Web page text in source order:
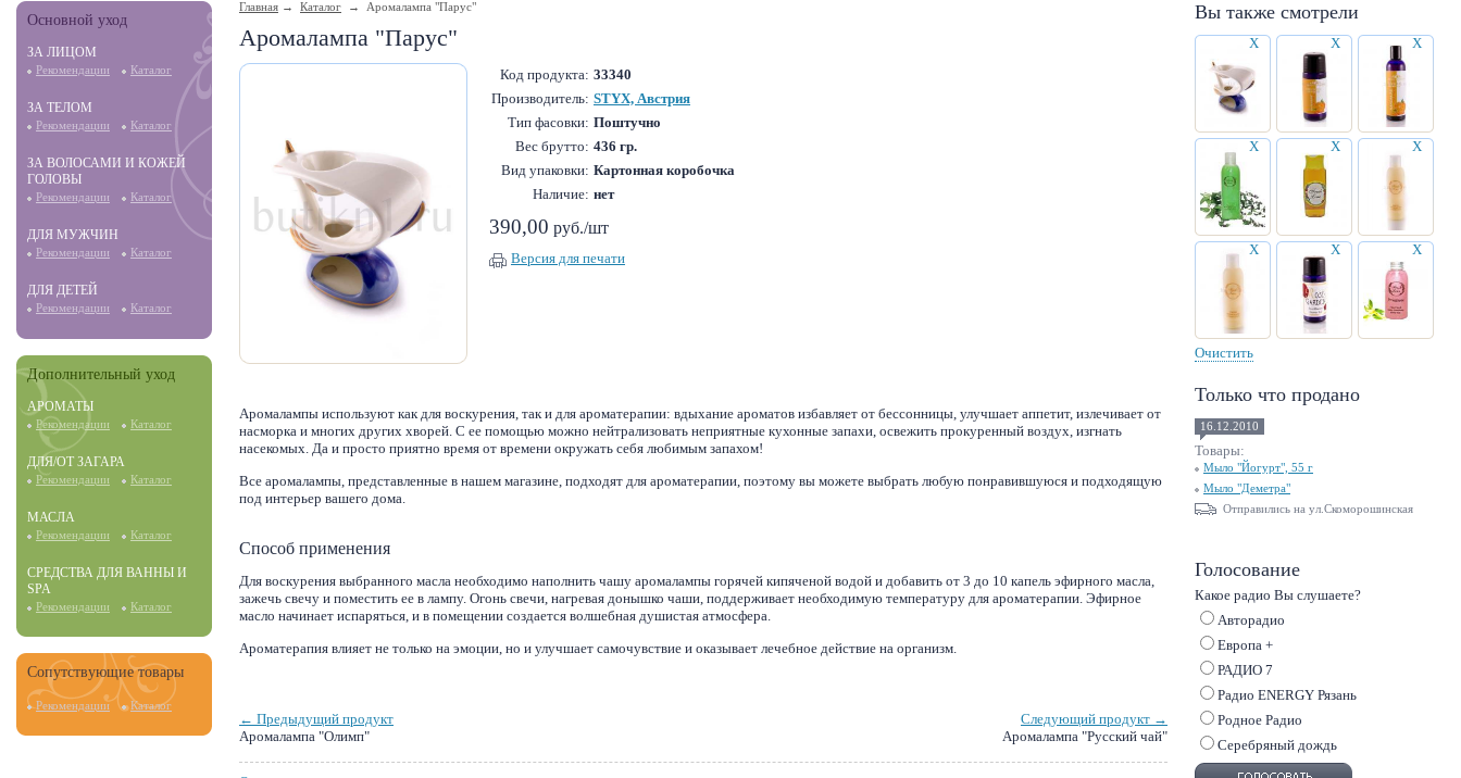
Основной уход
ЗА ЛИЦОМ
Рекомендации Каталог
ЗА ТЕЛОМ
Рекомендации Каталог
ЗА ВОЛОСАМИ И КОЖЕЙ
ГОЛОВЫ
Рекомендации Каталог
ДЛЯ МУЖЧИН
Рекомендации Каталог
ДЛЯ ДЕТЕЙ
Рекомендации Каталог
Дополнительный уход
АРОМАТЫ
Рекомендации Каталог
ДЛЯ/ОТ ЗАГАРА
Рекомендации Каталог
МАСЛА
Рекомендации Каталог
СРЕДСТВА ДЛЯ ВАННЫ И
SPA
Рекомендации Каталог
Сопутствующие товары
Рекомендации Каталог
Главная → Каталог → Аромалампа "Парус"
Аромалампа "Парус"
Код продукта: 33340
Производитель: STYX, Австрия
Тип фасовки: Поштучно
Вес брутто: 436 гр.
Вид упаковки: Картонная коробочка
Наличие: нет
390,00 руб./шт
Версия для печати
Аромалампы используют как для воскурения, так и для ароматерапии: вдыхание ароматов избавляет от бессонницы, улучшает аппетит, излечивает от
насморка и многих других хворей. С ее помощью можно нейтрализовать неприятные кухонные запахи, освежить прокуренный воздух, изгнать
насекомых. Да и просто приятно время от времени окружать себя любимым запахом!
Все аромалампы, представленные в нашем магазине, подходят для ароматерапии, поэтому вы можете выбрать любую понравившуюся и подходящую
под интерьер вашего дома.
Способ применения
Для воскурения выбранного масла необходимо наполнить чашу аромалампы горячей кипяченой водой и добавить от 3 до 10 капель эфирного масла,
зажечь свечу и поместить ее в лампу. Огонь свечи, нагревая донышко чаши, поддерживает необходимую температуру для ароматерапии. Эфирное
масло начинает испаряться, и в помещении создается волшебная душистая атмосфера.
Ароматерапия влияет не только на эмоции, но и улучшает самочувствие и оказывает лечебное действие на организм.
← Предыдущий продукт
Аромалампа "Олимп"
Следующий продукт →
Аромалампа "Русский чай"
Вы также смотрели
X X X
X X X
X X X
Очистить
Только что продано
16.12.2010
Товары:
Мыло "Йогурт", 55 г
Мыло "Деметра"
Отправились на ул.Скоморошинская
Голосование
Какое радио Вы слушаете?
Авторадио
Европа +
РАДИО 7
Радио ENERGY Рязань
Родное Радио
Серебряный дождь